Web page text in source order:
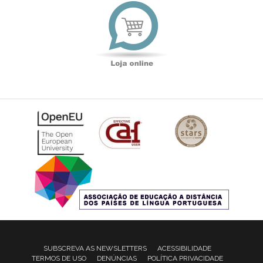
SUBSCREVA AS NEWSLETTERS
ACESSIBILIDADE
TERMOS DE USO
DENÚNCIAS POLÍTICA PRIVACIDADE